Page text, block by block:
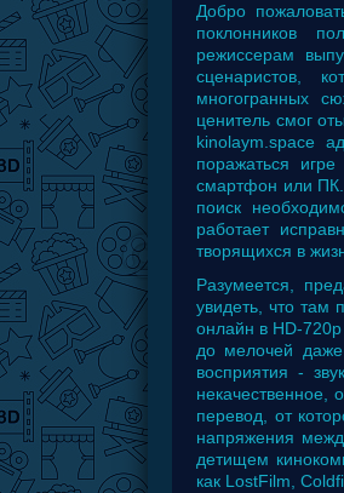
Добро
поклонников
режиссерам
сценаристов,
многогранных
ценитель смог
kinolaym.space
поражаться
смартфон или
поиск
работает
творящихся в
Разумеется,
увидеть, что там
онлайн в HD-720р
до мелочей даже
восприятия -
некачественное,
перевод, от
напряжения
детищем
как LostFilm,